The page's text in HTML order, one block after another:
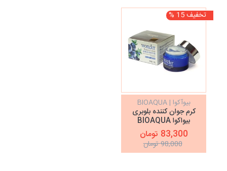
تخفیف 15 %
بیوآکوا | BIOAQUA
کرم جوان کننده بلوبری
بیواکوا BIOAQUA
83,300 تومان
98,000 تومان